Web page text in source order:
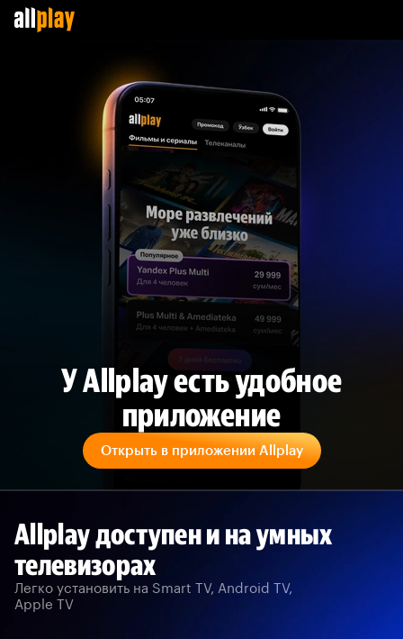
У Allplay есть удобное
приложение
Открыть в приложении Allplay
Allplay доступен и на умных
телевизорах
Легко установить на Smart TV, Android TV,
Apple TV